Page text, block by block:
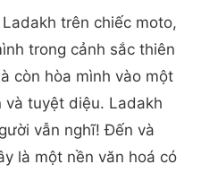
trên chiếc moto,
trong cảnh sắc thiên
còn hòa mình vào một
tuyệt diệu. Ladakh
vẫn nghĩ! Đến và
là một nền văn hoá có